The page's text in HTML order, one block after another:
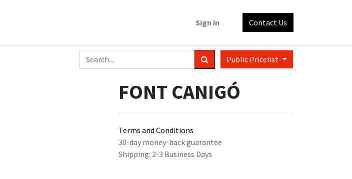
Sign in Contact Us
Public Pricelist
FONT CANIGÓ
Terms and Conditions
30-day money-back guarantee
Shipping: 2-3 Business Days